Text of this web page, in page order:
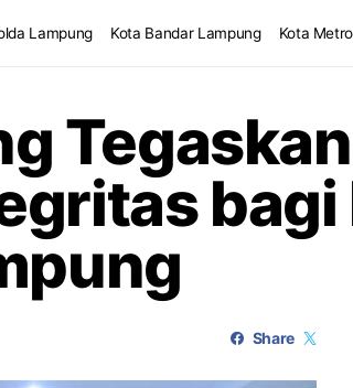
Lampung Kota Bandar Lampung Kota Metro
bagi
Share